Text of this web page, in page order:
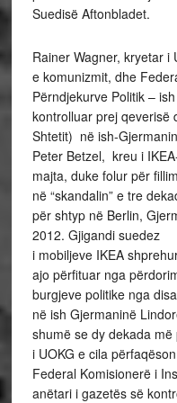
Suedisë Aftonbladet.
Rainer Wagner, kryetar
e komunizmit, dhe
Përndjekurve Politik –
kontrolluar prej qeverisë
Shtetit) në ish-
Peter Betzel, kreu i
majta, duke folur për
në “skandalin” e tre
për shtyp në Berlin,
2012. Gjigandi suedez
i mobiljeve IKEA
ajo përfituar nga
burgjeve politike nga
në ish Gjermaninë
shumë se dy dekada
i UOKG e cila
Federal Komisionerë i
anëtari i gazetës së